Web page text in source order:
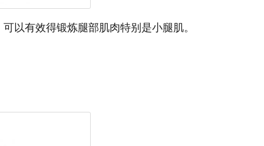
以有效得锻炼腿部肌肉特别是小腿肌。